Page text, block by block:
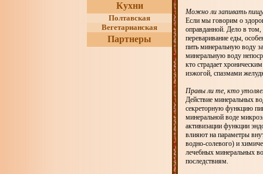
Кухни
Полтавская
Вегетарианская
Партнеры
Можно ли запивать
Если мы говорим о
оправданной. Дело в том,
переваривание еды,
пить минеральную воду
минеральную воду
кто страдает
изжогой, спазмами
Правы ли те, кто
Действие минеральных
секреторную функцию
минеральной воде
активизации функции
влияют на параметры
водно-солевого) и
лечебных минеральных
последствиям.